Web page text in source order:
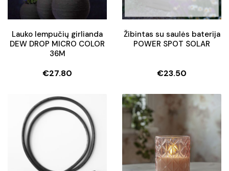
Lauko lempučių girlianda
DEW DROP MICRO COLOR
36M
€27.80
Žibintas su saulės baterija
POWER SPOT SOLAR
€23.50